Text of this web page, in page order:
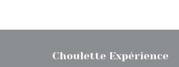
Choulette Expérience